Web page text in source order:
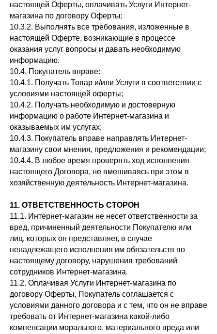
настоящей Оферты, оплачивать Услуги Интернет-
магазина по договору Оферты;
10.3.2. Выполнять все требования, изложенные в
настоящей Оферте, возникающие в процессе
оказания услуг вопросы и давать необходимую
информацию.
10.4. Покупатель вправе:
10.4.1. Получать Товар и/или Услуги в соответствии с
условиями настоящей оферты;
10.4.2. Получать необходимую и достоверную
информацию о работе Интернет-магазина и
оказываемых им услугах;
10.4.3. Покупатель вправе направлять Интернет-
магазину свои мнения, предложения и рекомендации;
10.4.4. В любое время проверять ход исполнения
настоящего Договора, не вмешиваясь при этом в
хозяйственную деятельность Интернет-магазина.
11. ОТВЕТСТВЕННОСТЬ СТОРОН
11.1. Интернет-магазин не несет ответственности за
вред, причиненный деятельности Покупателю или
лиц, которых он представляет, в случае
ненадлежащего исполнения им обязательств по
настоящему договору, нарушения требований
сотрудников Интернет-магазина.
11.2. Оплачивая Услуги Интернет-магазина по
договору Оферты, Покупатель соглашается с
условиями данного договора и с тем, что он не вправе
требовать от Интернет-магазина какой-либо
компенсации морального, материального вреда или